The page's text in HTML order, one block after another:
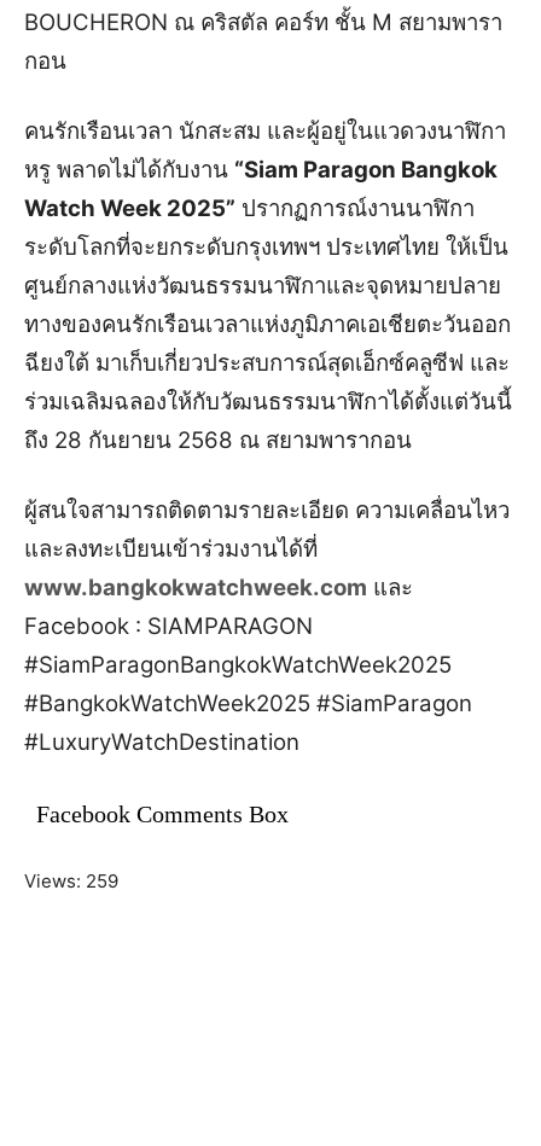
BOUCHERON ณ คริสตัล คอร์ท ชั้น M สยามพารา
กอน
คนรักเรือนเวลา นักสะสม และผู้อยู่ในแวดวงนาฬิกา
หรู พลาดไม่ได้กับงาน “Siam Paragon Bangkok
Watch Week 2025” ปรากฏการณ์งานนาฬิกา
ระดับโลกที่จะยกระดับกรุงเทพฯ ประเทศไทย ให้เป็น
ศูนย์กลางแห่งวัฒนธรรมนาฬิกาและจุดหมายปลาย
ทางของคนรักเรือนเวลาแห่งภูมิภาคเอเชียตะวันออก
ฉียงใต้ มาเก็บเกี่ยวประสบการณ์สุดเอ็กซ์คลูซีฟ และ
ร่วมเฉลิมฉลองให้กับวัฒนธรรมนาฬิกาได้ตั้งแต่วันนี้
ถึง 28 กันยายน 2568 ณ สยามพารากอน
ผู้สนใจสามารถติดตามรายละเอียด ความเคลื่อนไหว
และลงทะเบียนเข้าร่วมงานได้ที่
www.bangkokwatchweek.com และ
Facebook : SIAMPARAGON
#SiamParagonBangkokWatchWeek2025
#BangkokWatchWeek2025 #SiamParagon
#LuxuryWatchDestination
Facebook Comments Box
Views: 259